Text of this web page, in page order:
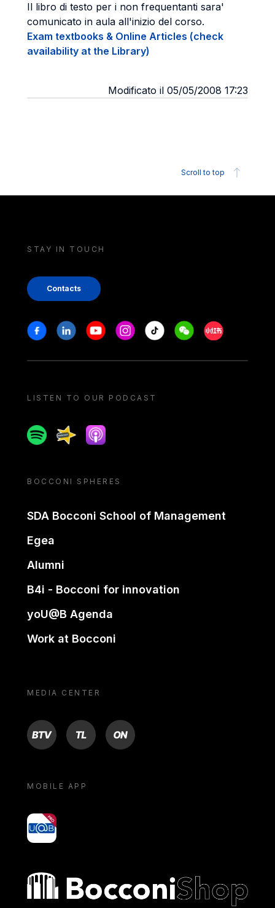
Il libro di testo per i non frequentanti sara'
comunicato in aula all'inizio del corso.
Exam textbooks & Online Articles (check
availability at the Library)
Modificato il 05/05/2008 17:23
Scroll to top
STAY IN TOUCH
Contacts
Stay in touch
FacebookLinkedinYoutubeInstagram
Tiktok WeechatXiaohongshu/
LISTEN TO OUR PODCAST
SpotifySpreakerApple podcast
BOCCONI SPHERES
SDA Bocconi School of Management
Egea
Alumni
B4i - Bocconi for innovation
yoU@B Agenda
Work at Bocconi
MEDIA CENTER
BTV TL ON
MOBILE APP
yoU@B
Bocconi shop